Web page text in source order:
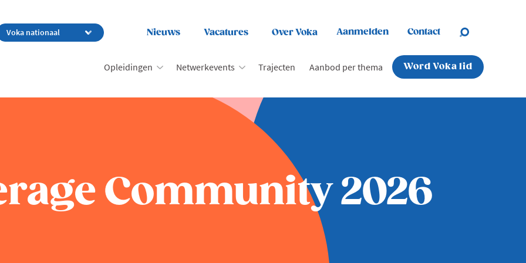
Nieuws Vacatures Over Voka Aanmelden Contact
Opleidingen Netwerkevents Trajecten Aanbod per thema Word Voka lid
Community 2026